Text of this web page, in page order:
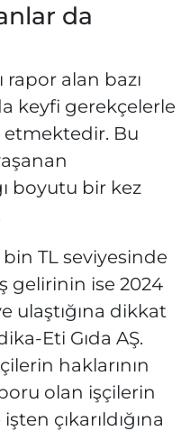
da
rapor alan bazı
keyfi gerekçelerle
etmektedir. Bu
boyutu bir kez
TL seviyesinde
gelirinin ise 2024
ulaştığına dikkat
Eti Gıda AŞ.
haklarının
olan işçilerin
çıkarıldığına